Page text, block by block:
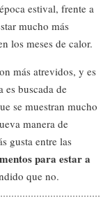
estival, frente a
mucho más
los meses de calor.
más atrevidos, y es
es buscada de
se muestran mucho
manera de
gusta entre las
para estar a
que no.